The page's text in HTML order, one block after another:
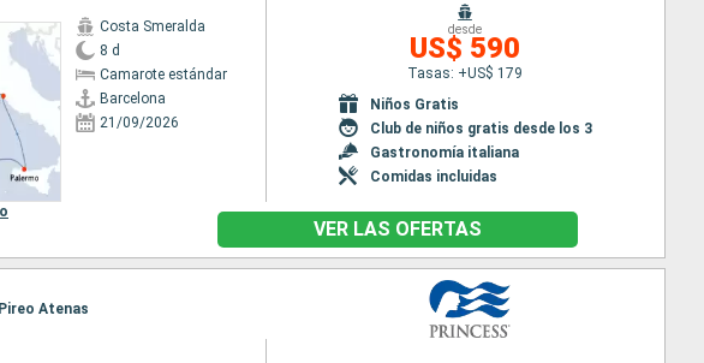
Costa Smeralda
8 d
Camarote estándar
Barcelona
21/09/2026
desde
US$ 590
Tasas: +US$ 179
Niños Gratis
Club de niños gratis desde los 3
Gastronomía italiana
Comidas incluidas
VER LAS OFERTAS
Atenas